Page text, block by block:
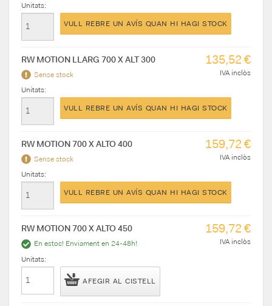
Unitats:
VULL REBRE UN AVÍS QUAN HI HAGI STOCK
RW MOTION LLARG 700 X ALT 300
Sense stock
135,52 €
IVA inclòs
Unitats:
VULL REBRE UN AVÍS QUAN HI HAGI STOCK
RW MOTION 700 X ALTO 400
Sense stock
159,72 €
IVA inclòs
Unitats:
VULL REBRE UN AVÍS QUAN HI HAGI STOCK
RW MOTION 700 X ALTO 450
En estoc! Enviament en 24-48h!
159,72 €
IVA inclòs
Unitats:
AFEGIR AL CISTELL